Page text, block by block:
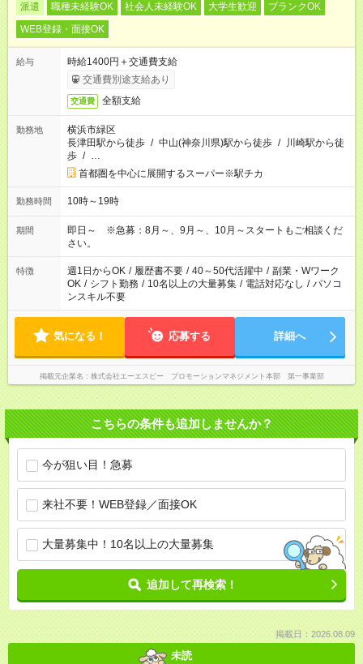
派遣 職種未経験OK 社会人未経験OK 大学生歓迎
ブランクOK
WEB登録・面接OK
給与
時給1400円＋交通費支給
交通費別途支給あり
交通費 全額支給
勤務地
横浜市緑区
長津田駅から徒歩 / 中山(神奈川県)駅から徒歩 / 川崎駅から徒
歩 / …
首都圏を中心に展開するスーパー※駅チカ
勤務時間 10時～19時
期間
即日～ ※急募：8月～、9月～、10月～スタートもご相談くだ
さい。
特徴 週1日からOK / 履歴書不要 / 40～50代活躍中 / 副業・Wワーク
OK / シフト勤務 / 10名以上の大量募集 / 電話対応なし / パソコ
ンスキル不要
気になる！ 応募する 詳細へ
掲載元企業名 株式会社エーエスピー プロモーションマネジメント本部 第一事業部
こちらの条件も追加しませんか？
今が狙い目！急募
来社不要！WEB登録／面接OK
大量募集中！10名以上の大量募集
追加して再検索！
掲載日：2026.08.09
未読